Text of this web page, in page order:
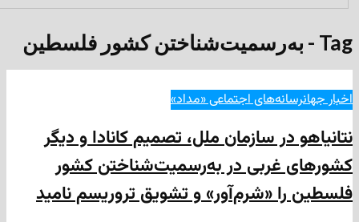
اجتماعی «مداد»
در سازمان ملل، تصمیم کانادا و دیگر
غربی در به‌رسمیت‌شناختن کشور
«شرم‌آور» و تشویق تروریسم نامید